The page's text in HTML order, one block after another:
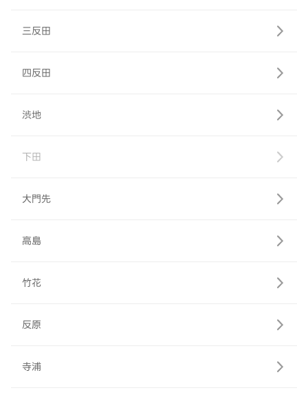
三反田
四反田
渋地
下田
大門先
高島
竹花
反原
寺浦